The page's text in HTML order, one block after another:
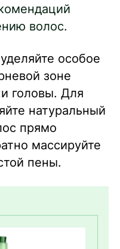
волос.
особое
зоне
головы. Для
натуральный
прямо
массируйте
пены.